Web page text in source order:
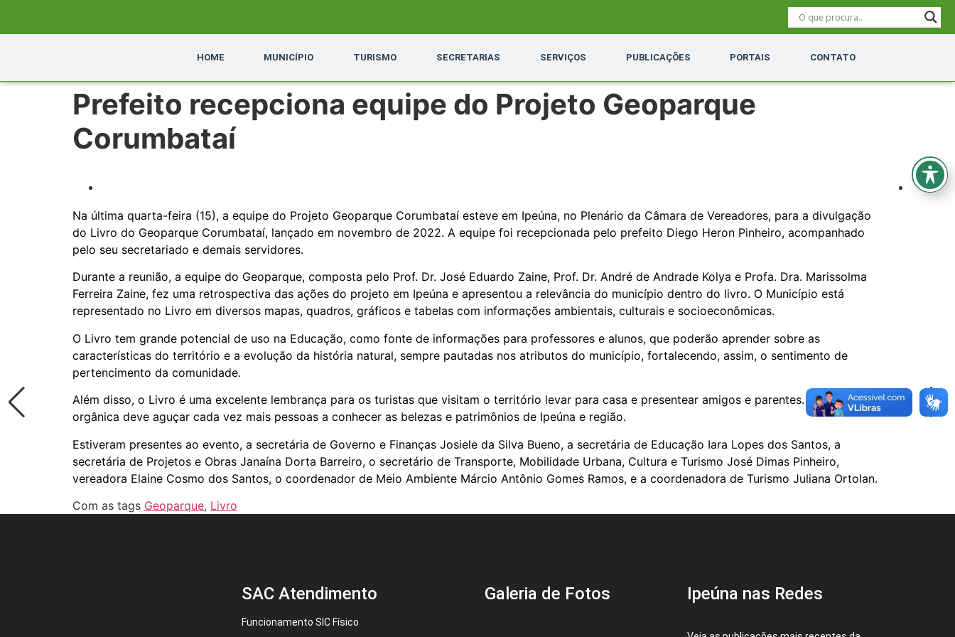
HOME MUNICÍPIO TURISMO SECRETARIAS SERVIÇOS PUBLICAÇÕES PORTAIS CONTATO
Prefeito recepciona equipe do Projeto Geoparque
Corumbataí
Na última quarta-feira (15), a equipe do Projeto Geoparque Corumbataí esteve em Ipeúna, no Plenário da Câmara de Vereadores, para a divulgação
do Livro do Geoparque Corumbataí, lançado em novembro de 2022. A equipe foi recepcionada pelo prefeito Diego Heron Pinheiro, acompanhado
pelo seu secretariado e demais servidores.
Durante a reunião, a equipe do Geoparque, composta pelo Prof. Dr. José Eduardo Zaine, Prof. Dr. André de Andrade Kolya e Profa. Dra. Marissolma
Ferreira Zaine, fez uma retrospectiva das ações do projeto em Ipeúna e apresentou a relevância do município dentro do livro. O Município está
representado no Livro em diversos mapas, quadros, gráficos e tabelas com informações ambientais, culturais e socioeconômicas.
O Livro tem grande potencial de uso na Educação, como fonte de informações para professores e alunos, que poderão aprender sobre as
características do território e a evolução da história natural, sempre pautadas nos atributos do município, fortalecendo, assim, o sentimento de
pertencimento da comunidade.
Além disso, o Livro é uma excelente lembrança para os turistas que visitam o território levar para casa e presentear amigos e parentes. A divulgação
orgânica deve aguçar cada vez mais pessoas a conhecer as belezas e patrimônios de Ipeúna e região.
Estiveram presentes ao evento, a secretária de Governo e Finanças Josiele da Silva Bueno, a secretária de Educação Iara Lopes dos Santos, a
secretária de Projetos e Obras Janaína Dorta Barreiro, o secretário de Transporte, Mobilidade Urbana, Cultura e Turismo José Dimas Pinheiro,
vereadora Elaine Cosmo dos Santos, o coordenador de Meio Ambiente Márcio Antônio Gomes Ramos, e a coordenadora de Turismo Juliana Ortolan.
Com as tags Geoparque, Livro
SAC Atendimento
Funcionamento SIC Físico
Galeria de Fotos Ipeúna nas Redes